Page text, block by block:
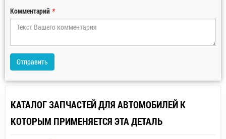
Комментарий *
Отправить
КАТАЛОГ ЗАПЧАСТЕЙ ДЛЯ АВТОМОБИЛЕЙ К
КОТОРЫМ ПРИМЕНЯЕТСЯ ЭТА ДЕТАЛЬ